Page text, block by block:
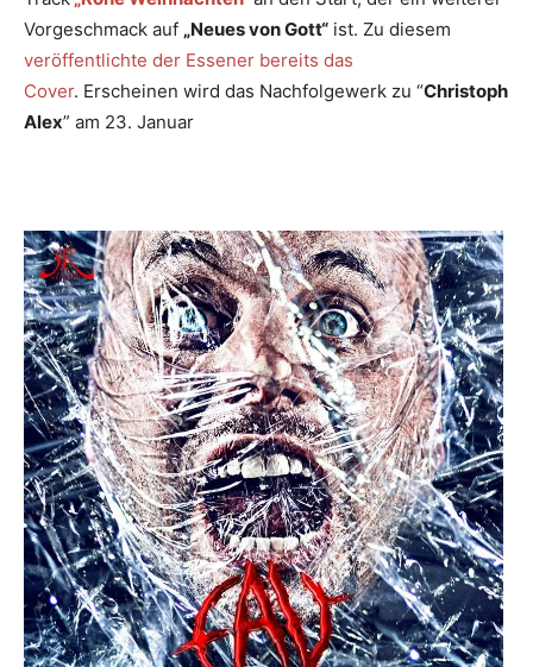
Vorgeschmack auf „Neues von Gott“ ist. Zu diesem
veröffentlichte der Essener bereits das
Cover. Erscheinen wird das Nachfolgewerk zu “Christoph
Alex” am 23. Januar